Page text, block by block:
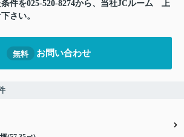
件を025-520-8274から、当社JCルーム 上
さい。
無料 お問い合わせ